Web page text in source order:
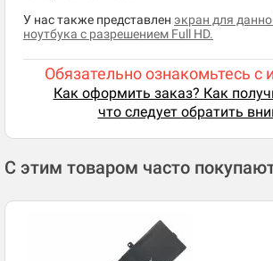
У нас также представлен экран для
ноутбука с разрешением Full HD.
Обязательно ознакомьтесь с
Как оформить заказ? Как
что следует обратить
С этим товаром часто